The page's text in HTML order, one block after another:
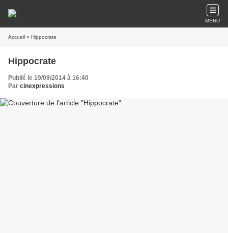
MENU
Accueil » Hippocrate
Hippocrate
Publié le 19/09/2014 à 16:40
Par cinexpressions